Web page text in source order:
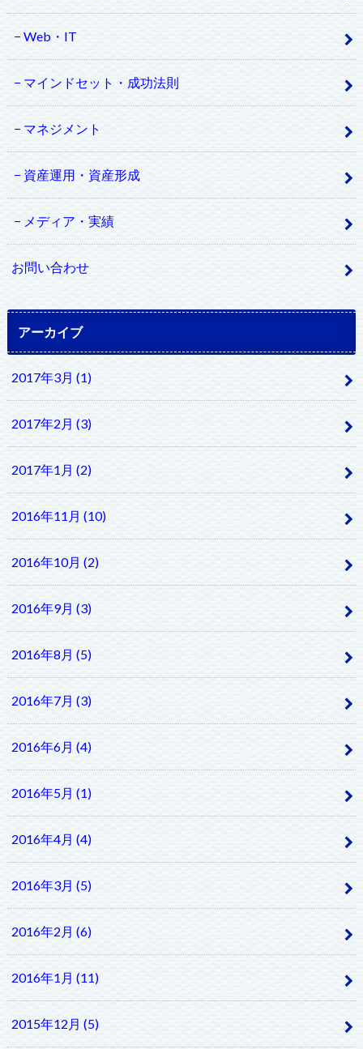
Web・IT
マインドセット・成功法則
マネジメント
資産運用・資産形成
メディア・実績
お問い合わせ
アーカイブ
2017年3月 (1)
2017年2月 (3)
2017年1月 (2)
2016年11月 (10)
2016年10月 (2)
2016年9月 (3)
2016年8月 (5)
2016年7月 (3)
2016年6月 (4)
2016年5月 (1)
2016年4月 (4)
2016年3月 (5)
2016年2月 (6)
2016年1月 (11)
2015年12月 (5)